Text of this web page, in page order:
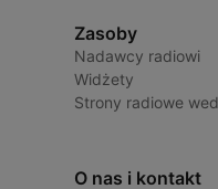
Zasoby
Nadawcy radiowi
Widżety
Strony radiowe
O nas i kontakt